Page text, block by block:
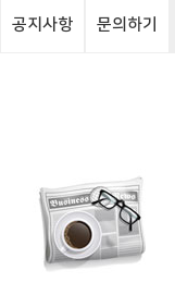
공지사항 문의하기